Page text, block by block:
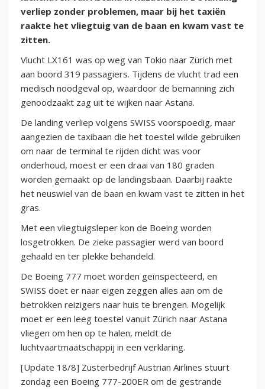
verliep zonder problemen, maar bij het taxiën
raakte het vliegtuig van de baan en kwam vast te
zitten.
Vlucht LX161 was op weg van Tokio naar Zürich met
aan boord 319 passagiers. Tijdens de vlucht trad een
medisch noodgeval op, waardoor de bemanning zich
genoodzaakt zag uit te wijken naar Astana.
De landing verliep volgens SWISS voorspoedig, maar
aangezien de taxibaan die het toestel wilde gebruiken
om naar de terminal te rijden dicht was voor
onderhoud, moest er een draai van 180 graden
worden gemaakt op de landingsbaan. Daarbij raakte
het neuswiel van de baan en kwam vast te zitten in het
gras.
Met een vliegtuigsleper kon de Boeing worden
losgetrokken. De zieke passagier werd van boord
gehaald en ter plekke behandeld.
De Boeing 777 moet worden geïnspecteerd, en
SWISS doet er naar eigen zeggen alles aan om de
betrokken reizigers naar huis te brengen. Mogelijk
moet er een leeg toestel vanuit Zürich naar Astana
vliegen om hen op te halen, meldt de
luchtvaartmaatschappij in een verklaring.
[Update 18/8] Zusterbedrijf Austrian Airlines stuurt
zondag een Boeing 777-200ER om de gestrande